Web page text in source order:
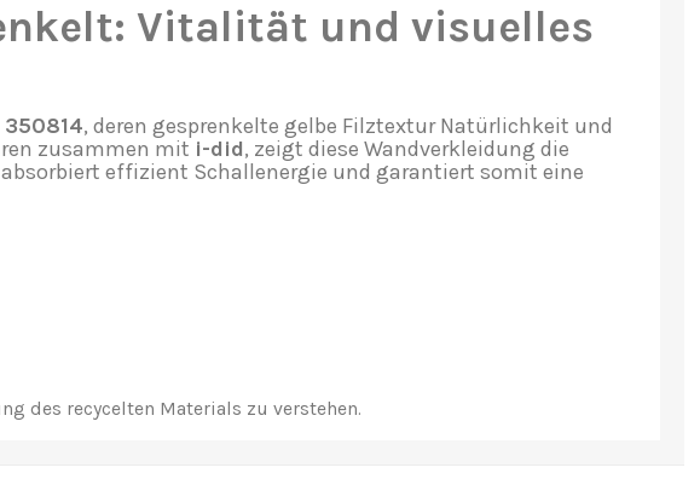
Vitalität und visuelles
, deren gesprenkelte gelbe Filztextur Natürlichkeit und
zusammen mit i-did, zeigt diese Wandverkleidung die
effizient Schallenergie und garantiert somit eine
des recycelten Materials zu verstehen.